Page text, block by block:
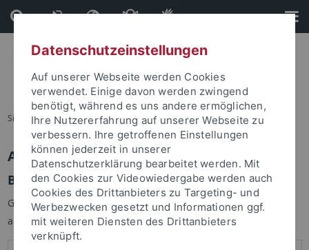
Direkt
zum
Inhalt
Direkt
zur
Fußleiste
Sie sind hier: Startseite
Anmelden
Benutzeranmeldung
Geben Sie Ihren Benutzernamen und Ihr Passwort an um sich
anzumelden:
Datenschutzeinstellungen
Auf unserer Webseite werden Cookies
verwendet. Einige davon werden zwingend
benötigt, während es uns andere ermöglichen,
Ihre Nutzererfahrung auf unserer Webseite zu
verbessern. Ihre getroffenen Einstellungen
können jederzeit in unserer
Datenschutzerklärung bearbeitet werden. Mit
den Cookies zur Videowiedergabe werden auch
Cookies des Drittanbieters zu Targeting- und
Werbezwecken gesetzt und Informationen ggf.
mit weiteren Diensten des Drittanbieters
verknüpft.